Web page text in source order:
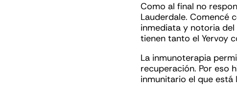
Como al final no
Lauderdale. Comencé
inmediata y notoria
tienen tanto el Yervoy
La inmunoterapia
recuperación. Por eso
inmunitario el que